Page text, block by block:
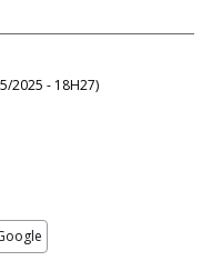
2025 - 18H27)